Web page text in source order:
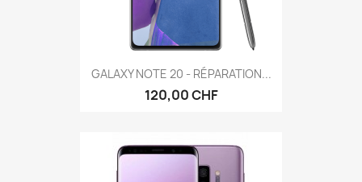
GALAXY NOTE 20 - RÉPARATION...
120,00 CHF